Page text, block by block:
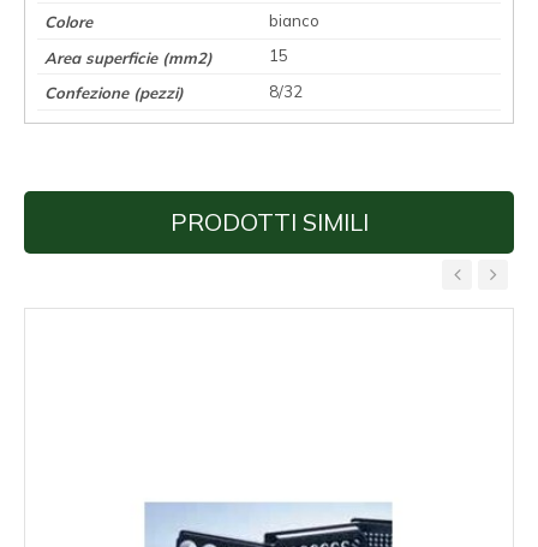
bianco
15
8/32
PRODOTTI SIMILI
‹ ›